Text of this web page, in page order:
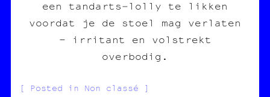
een tandarts‑lolly te likken
voordat je de stoel mag verlaten
– irritant en volstrekt
overbodig.
Posted in Non classé